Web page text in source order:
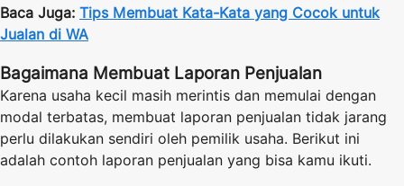
Baca Juga: Tips Membuat Kata-Kata yang Cocok untuk
Jualan di WA
Bagaimana Membuat Laporan Penjualan
Karena usaha kecil masih merintis dan memulai dengan
modal terbatas, membuat laporan penjualan tidak jarang
perlu dilakukan sendiri oleh pemilik usaha. Berikut ini
adalah contoh laporan penjualan yang bisa kamu ikuti.